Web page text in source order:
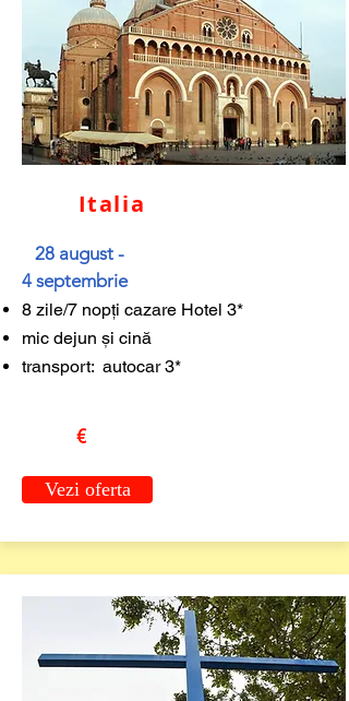
Italia
28 august -
4 septembrie
8 zile/7 nopți cazare Hotel 3*
mic dejun și cină
transport: autocar 3*
€
Vezi oferta